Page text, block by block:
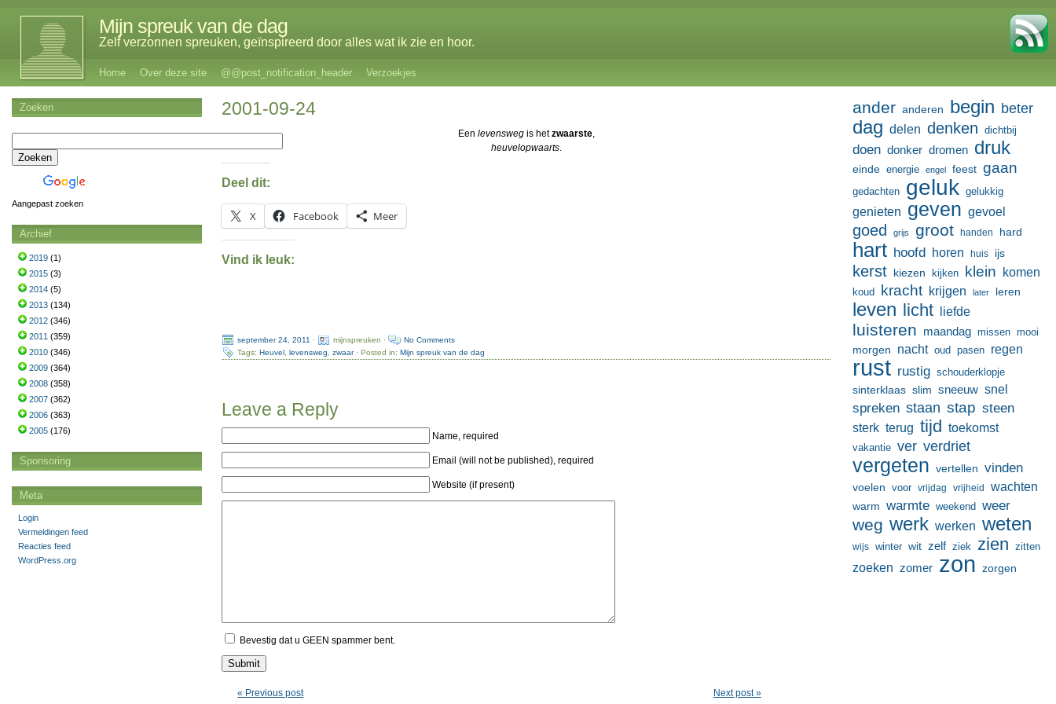
Mijn spreuk van de dag
Zelf verzonnen spreuken, geïnspireerd door alles wat ik zie en hoor.
Home Over deze site @@post_notification_header Verzoekjes
2001-09-24
Een levenswegis hetzwaarste,
heuvelopwaarts.
Deel dit:
X Facebook Meer
Vind ik leuk:
september 24, 2011 · mijnspreuken ·
No Comments
Tags:Heuvel ,levensweg ,zwaar· Posted in:Mijn spreuk van de dag
Leave a Reply
Name, required
Email (will not be published), required
Website (if present)
Bevestig dat u GEEN spammer bent.
« Previous post Next post »
ander anderen begin beter
dag delen denken dichtbij
doen donker dromen druk
einde energie engel feest gaan
gedachten geluk gelukkig
genieten geven gevoel
goed grijs groot handen hard
hart hoofd horen huis ijs
kerst kiezen kijken klein komen
koud kracht krijgen later leren
leven licht liefde
luisteren maandag missen mooi
morgen nacht oud pasen regen
rust rustig schouderklopje
sinterklaas slim sneeuw snel
spreken staan stap steen
sterk terug tijd toekomst
vakantie ver verdriet
vergeten vertellen vinden
voelen voor vrijdag vrijheid wachten
warm warmte weekend weer
weg werk werken weten
wijs winter wit zelf ziek zien zitten
zoeken zomer zon zorgen
Zoeken
Aangepast zoeken
Archief
2019 (1)
2015 (3)
2014 (5)
2013 (134)
2012 (346)
2011 (359)
2010 (346)
2009 (364)
2008 (358)
2007 (362)
2006 (363)
2005 (176)
Sponsoring
Meta
Login
Vermeldingen feed
Reacties feed
WordPress.org